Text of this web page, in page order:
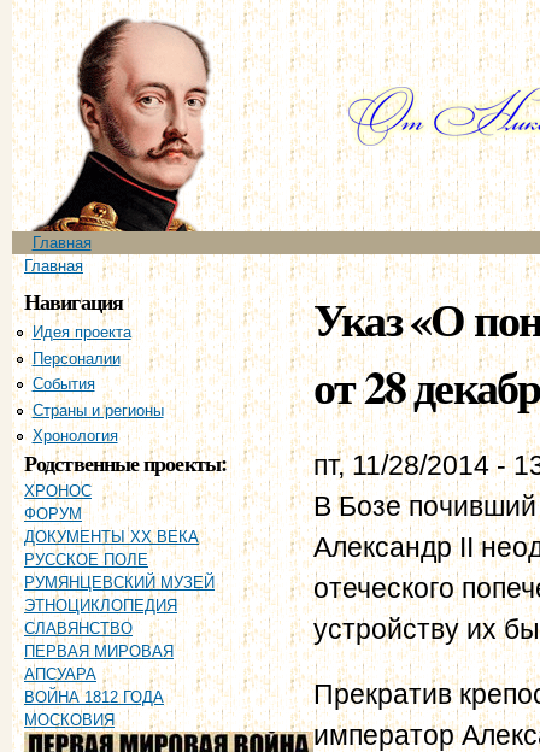
Главное меню
Главная
Вы здесь
Главная
Навигация
Идея проекта
Персоналии
События
Страны и регионы
Хронология
Родственные проекты:
ХРОНОС
ФОРУМ
ДОКУМЕНТЫ XX ВЕКА
РУССКОЕ ПОЛЕ
РУМЯНЦЕВСКИЙ МУЗЕЙ
ЭТНОЦИКЛОПЕДИЯ
СЛАВЯНСТВО
ПЕРВАЯ МИРОВАЯ
АПСУАРА
ВОЙНА 1812 ГОДА
МОСКОВИЯ
Указ «О
от 28
пт, 11/28/2014 -
В Бозе
Александр II
отеческого
устройству их
Прекратив
император